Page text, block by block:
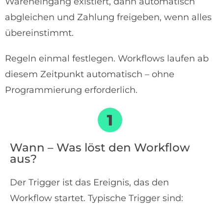
abgleichen und Zahlung freigeben, wenn alles
übereinstimmt.
Regeln einmal festlegen. Workflows laufen ab
diesem Zeitpunkt automatisch – ohne
Programmierung erforderlich.
Wann – Was löst den Workflow
aus?
Der Trigger ist das Ereignis, das den
Workflow startet. Typische Trigger sind: